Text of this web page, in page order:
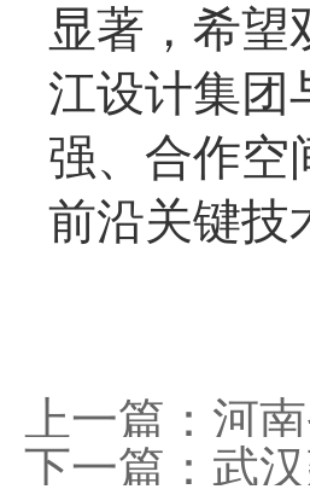
显著，希望
江设计集团
强、合作空
前沿关键技
上一篇： 河
下一篇： 武